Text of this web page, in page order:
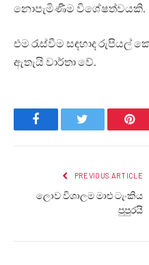
නොපැමිණීම විශේෂත්වයකි.
එම රැස්වීම සඳහාද රුපියල්
ඇතැයි වාර්තා වේ.
FacebookTwitter
PREVIOUS ARTICLE
ලොව විශාලම මාළු ටැංකිය
පුපුරයි